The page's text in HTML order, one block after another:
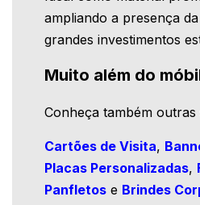
ampliando a presença
grandes investimentos
Muito além do
Conheça também outras
Cartões de Visita,
Placas Personalizadas,
Panfletos e Brindes